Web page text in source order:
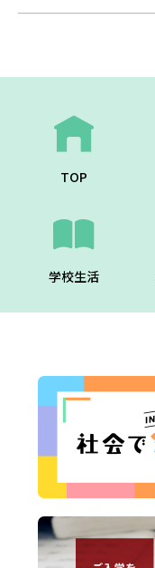
TOP
学校生活